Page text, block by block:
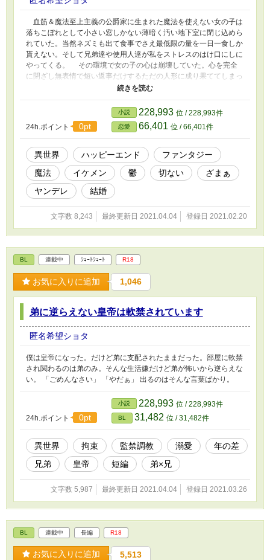
血筋＆魔法至上主義の公爵家に生まれた魔法を使えない女の子は
落ちこぼれとして小さい窓しかない薄暗く汚い地下室に閉じ込めら
れていた。当然ネズミも出て食事でさえ最低限の量を一日一食しか
貰えない。そして兄弟達や使用人達が私をストレスのはけ口にしに
やってくる。 その環境で女の子の心は崩壊していた。心を完全
に閉ざし無表情で短い返事だけするただの人形に成り果ててしまっ
たのだった。 そんな時兄弟達や両親が立て続けに流行病で亡く
なり跡継ぎとなった。その瞬間周りの態度が180度変わったのだ。
でも私は完全に心を閉ざします
24h.ポイント 0pt
小説 228,993 位 / 228,993件
恋愛 66,401 位 / 66,401件
異世界 ハッピーエンド
ファンタジー
魔法
イケメン 鬱 切ない
ざまぁ
ヤンデレ
結婚
文字数 8,243 最終更新日 2021.04.04 登録日 2021.02.20
BL 連載中 ｼｮｰﾄｼｮｰﾄ R18
お気に入りに追加 1,046
弟に逆らえない皇帝は軟禁されています
匿名希望ショタ
僕は皇帝になった。だけど弟に支配されたままだった。部屋に軟禁
され関わるのは弟のみ。そんな生活嫌だけど弟が怖いから逆らえな
い。 「ごめんなさい」 「やだぁ」 出るのはそんな言葉ばかり。
24h.ポイント 0pt
小説 228,993 位 / 228,993件
BL 31,482 位 / 31,482件
異世界 拘束 監禁調教 溺愛
年の差
兄弟
皇帝 短編 弟×兄
文字数 5,987 最終更新日 2021.04.04 登録日 2021.03.26
BL 連載中 長編 R18
お気に入りに追加 5,513